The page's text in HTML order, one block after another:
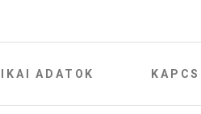
ADATOK